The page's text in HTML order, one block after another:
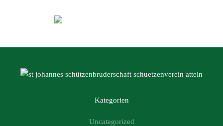
Kategorien
Uncategorized